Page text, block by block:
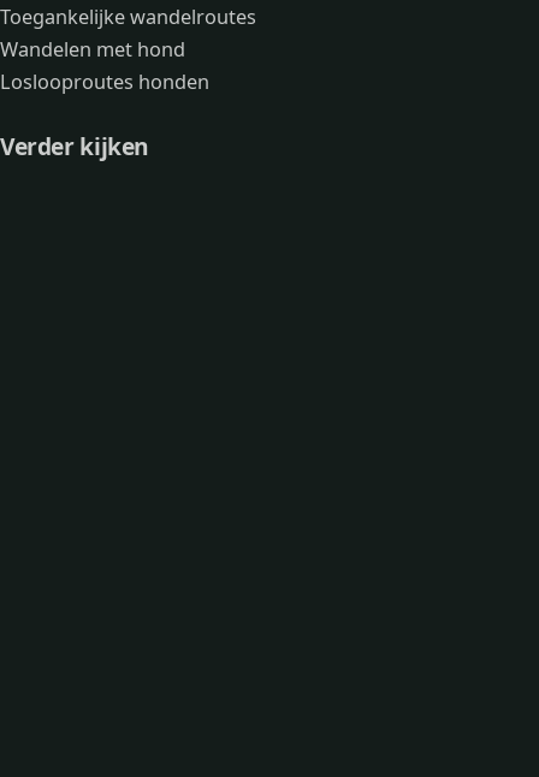
Toegankelijke wandelroutes
Wandelen met hond
Loslooproutes honden
Verder kijken